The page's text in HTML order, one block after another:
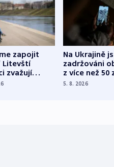
zapojit
Litevští
zvažují
o
Na Ukrajině
zadržováni
z více než 50
Bojovali na
5. 8. 2026